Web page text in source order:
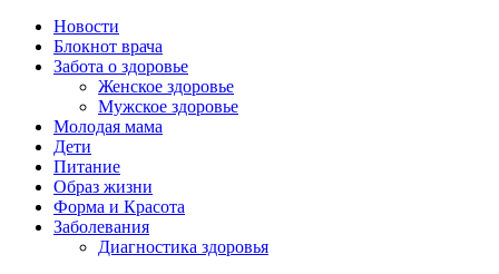
Новости
Блокнот врача
Забота о здоровье
Женское здоровье
Мужское здоровье
Молодая мама
Дети
Питание
Образ жизни
Форма и Красота
Заболевания
Диагностика здоровья